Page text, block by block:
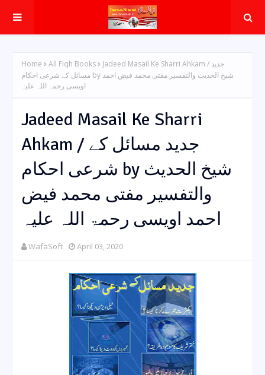
Home All Fiqh Books
Jadeed Masail Ke Sharri Ahkam / جدید
مسائل کے شرعی احکام by شیخ الحدیث والتفسیر مفتی محمد فیض احمد
اویسی رحمۃ اللہ علیہ
Jadeed Masail Ke Sharri
Ahkam / جدید مسائل کے
شرعی احکام by شیخ الحدیث
والتفسیر مفتی محمد فیض
احمد اویسی رحمۃ اللہ علیہ
WafaSoft April 03, 2020